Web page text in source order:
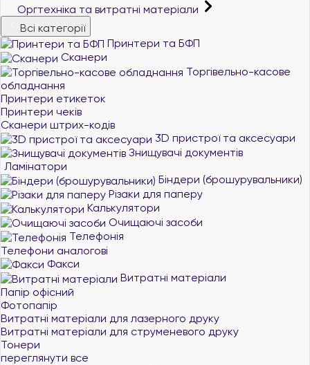
Оргтехніка та витратні матеріали
Всі категорії
Принтери та БФП
Сканери
Торгівельно-касове
обладнання
Принтери етикеток
Принтери чеків
Сканери штрих-кодів
3D пристрої та аксесуари
Знищувачі документів
Ламінатори
Біндери (брошурувальники)
Різаки для паперу
Калькулятори
Очищаючі засоби
Телефонія
Телефони аналогові
Факси
Витратні матеріали
Папір офісний
Фотопапір
Витратні матеріали для лазерного друку
Витратні матеріали для струменевого друку
Тонери
переглянути все